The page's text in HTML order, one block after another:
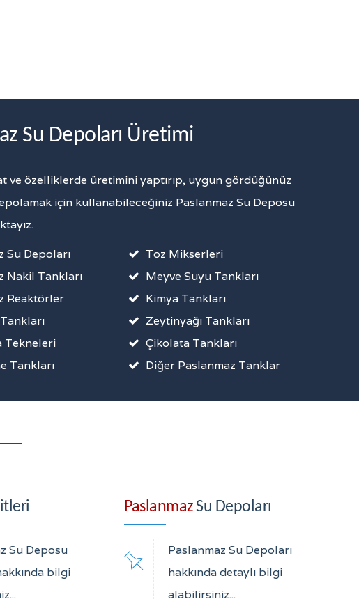
Su Depoları Üretimi
ve özelliklerde üretimini yaptırıp, uygun gördüğünüz
için kullanabileceğiniz Paslanmaz Su Deposu
Su Depoları
Nakil Tankları
Reaktörler
Tankları
Tekneleri
Tankları
Toz Mikserleri
Meyve Suyu Tankları
Kimya Tankları
Zeytinyağı Tankları
Çikolata Tankları
Diğer Paslanmaz Tanklar
Su Deposu
bilgi
PaslanmazSu Depoları
Paslanmaz Su Depoları
hakkında detaylı bilgi
alabilirsiniz...